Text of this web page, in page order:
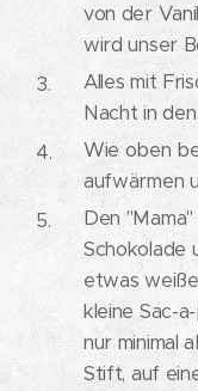
von der
wird unser
Alles mit
Nacht in
Wie oben
aufwärmen
Den
Schokolade
etwas
kleine Sac-
nur minimal
Stift, auf